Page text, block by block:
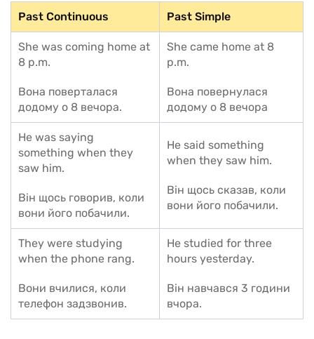
Past Continuous Past Simple
She was coming home at
8 p.m.
Вона поверталася
додому о 8 вечора.
She came home at 8
p.m.
Вона повернулася
додому о 8 вечора
He was saying
something when they
saw him.
Він щось говорив, коли
вони його побачили.
He said something
when they saw him.
Він щось сказав, коли
вони його побачили.
They were studying
when the phone rang.
Вони вчилися, коли
телефон задзвонив.
He studied for three
hours yesterday.
Він навчався 3 години
вчора.